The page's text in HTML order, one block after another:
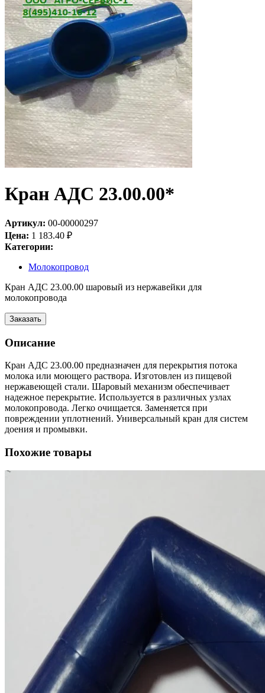
Кран АДС 23.00.00*
Артикул: 00-00000297
Цена: 1 183.40 ₽
Категории:
Молокопровод
Кран АДС 23.00.00 шаровый из нержавейки для
молокопровода
Заказать
Описание
Кран АДС 23.00.00 предназначен для перекрытия потока
молока или моющего раствора. Изготовлен из пищевой
нержавеющей стали. Шаровый механизм обеспечивает
надежное перекрытие. Используется в различных узлах
молокопровода. Легко очищается. Заменяется при
повреждении уплотнений. Универсальный кран для систем
доения и промывки.
Похожие товары